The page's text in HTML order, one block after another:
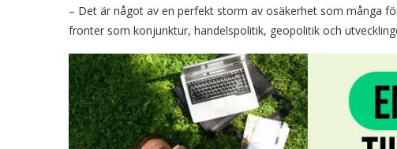
– Det är något av en perfekt storm av osäkerhet som många
fronter som konjunktur, handelspolitik, geopolitik och